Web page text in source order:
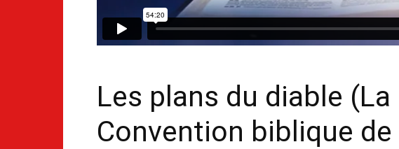
Les plans du diable
Convention biblique de